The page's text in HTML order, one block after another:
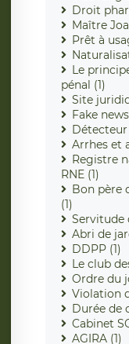
Droit
Maître
Prêt à
Le
pénal (1)
Site
Fake
Détecteur
Arrhes et
Registre
RNE (1)
Bon père
(1)
Servitude
Abri de
DDPP (1)
Le club
Ordre du
Violation
Durée de
Cabinet
AGIRA (1)